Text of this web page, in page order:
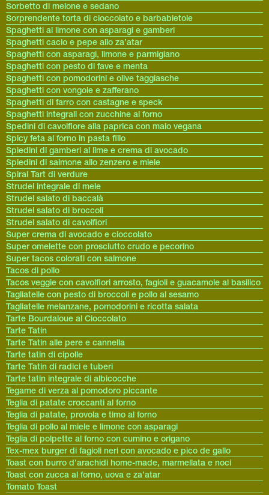
Sorbetto di melone e sedano
Sorprendente torta di cioccolato e barbabietole
Spaghetti al limone con asparagi e gamberi
Spaghetti cacio e pepe allo za’atar
Spaghetti con asparagi, limone e parmigiano
Spaghetti con pesto di fave e menta
Spaghetti con pomodorini e olive taggiasche
Spaghetti con vongole e zafferano
Spaghetti di farro con castagne e speck
Spaghetti integrali con zucchine al forno
Spedini di cavolfiore alla paprica con maio vegana
Spicy feta al forno in pasta fillo
Spiedini di gamberi al lime e crema di avocado
Spiedini di salmone allo zenzero e miele
Spiral Tart di verdure
Strudel integrale di mele
Strudel salato di baccalà
Strudel salato di broccoli
Strudel salato di cavolfiori
Super crema di avocado e cioccolato
Super omelette con prosciutto crudo e pecorino
Super tacos colorati con salmone
Tacos di pollo
Tacos veggie con cavolfiori arrosto, fagioli e guacamole al basilico
Tagliatelle con pesto di broccoli e pollo al sesamo
Tagliatelle melanzane, pomodorini e ricotta salata
Tarte Bourdaloue al Cioccolato
Tarte Tatin
Tarte Tatin alle pere e cannella
Tarte tatin di cipolle
Tarte Tatin di radici e tuberi
Tarte tatin integrale di albicocche
Tegame di verza al pomodoro piccante
Teglia di patate croccanti al forno
Teglia di patate, provola e timo al forno
Teglia di pollo al miele e limone con asparagi
Teglia di polpette al forno con cumino e origano
Tex-mex burger di fagioli neri con avocado e pico de gallo
Toast con burro d’arachidi home-made, marmellata e noci
Toast con zucca al forno, uova e za’atar
Tomato Toast